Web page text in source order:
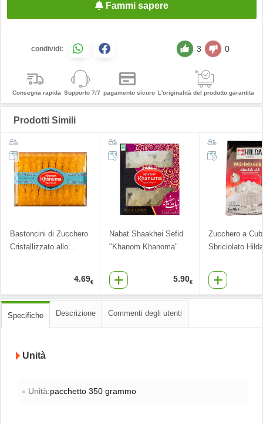
Fammi sapere
condividi: 3 0
Consegna rapida Supporto 7/7 pagamento sicuro L'originalità del prodotto garantita
Prodotti Simili
Bastoncini di Zucchero
Cristallizzato allo…
4.69€
Nabat Shaakhei Sefid
"Khanom Khanoma"
5.90€
Zucchero a
Sbriciolato Hilda
Specifiche Descrizione Commenti degli utenti
Unità
Unità:pacchetto 350 grammo